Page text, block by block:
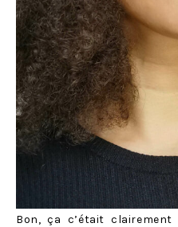
Bon, ça c’était